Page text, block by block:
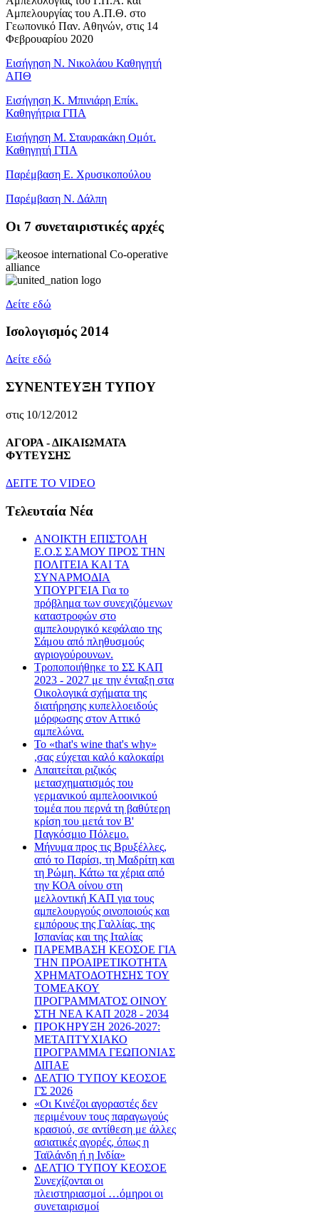
Αμπελουργίας του Α.Π.Θ. στο
Γεωπονικό Παν. Αθηνών, στις 14
Φεβρουαρίου 2020
Εισήγηση Ν. Νικολάου Καθηγητή
ΑΠΘ
Εισήγηση Κ. Μπινιάρη Επίκ.
Καθηγήτρια ΓΠΑ
Εισήγηση Μ. Σταυρακάκη Ομότ.
Καθηγητή ΓΠΑ
Παρέμβαση Ε. Χρυσικοπούλου
Παρέμβαση Ν. Δάλπη
Oι 7 συνεταιριστικές αρχές
Δείτε εδώ
Ισολογισμός 2014
Δείτε εδώ
ΣΥΝΕΝΤΕΥΞΗ ΤΥΠΟΥ
στις 10/12/2012
ΑΓΟΡΑ - ΔΙΚΑΙΩΜΑΤΑ
ΦΥΤΕΥΣΗΣ
ΔEITE TO VIDEO
Tελευταία Nέα
ΑΝΟΙΚΤΗ ΕΠΙΣΤΟΛΗ
Ε.Ο.Σ ΣΑΜΟΥ ΠΡΟΣ ΤΗΝ
ΠΟΛΙΤΕΙΑ ΚΑΙ ΤΑ
ΣΥΝΑΡΜΟΔΙΑ
ΥΠΟΥΡΓΕΙΑ Για το
πρόβλημα των συνεχιζόμενων
καταστροφών στο
αμπελουργικό κεφάλαιο της
Σάμου από πληθυσμούς
αγριογούρουνων.
Τροποποιήθηκε το ΣΣ ΚΑΠ
2023 - 2027 με την ένταξη στα
Οικολογικά σχήματα της
διατήρησης κυπελλοειδούς
μόρφωσης στον Αττικό
αμπελώνα.
Το «that's wine that's why»
,σας εύχεται καλό καλοκαίρι
Απαιτείται ριζικός
μετασχηματισμός του
γερμανικού αμπελοοινικού
τομέα που περνά τη βαθύτερη
κρίση του μετά τον Β'
Παγκόσμιο Πόλεμο.
Μήνυμα προς τις Βρυξέλλες,
από το Παρίσι, τη Μαδρίτη και
τη Ρώμη. Κάτω τα χέρια από
την ΚΟΑ οίνου στη
μελλοντική ΚΑΠ για τους
αμπελουργούς οινοποιούς και
εμπόρους της Γαλλίας, της
Ισπανίας και της Ιταλίας
ΠΑΡΕΜΒΑΣΗ ΚΕΟΣΟΕ ΓΙΑ
ΤΗΝ ΠΡΟΑΙΡΕΤΙΚΟΤΗΤΑ
ΧΡΗΜΑΤΟΔΟΤΗΣΗΣ ΤΟΥ
ΤΟΜΕΑΚΟΥ
ΠΡΟΓΡΑΜΜΑΤΟΣ ΟΙΝΟΥ
ΣΤΗ ΝΕΑ ΚΑΠ 2028 - 2034
ΠΡΟΚΗΡΥΞΗ 2026-2027:
ΜΕΤΑΠΤΥΧΙΑΚΟ
ΠΡΟΓΡΑΜΜΑ ΓΕΩΠΟΝΙΑΣ
ΔΙΠΑΕ
ΔΕΛΤΙΟ ΤΥΠΟΥ ΚΕΟΣΟΕ
ΓΣ 2026
«Οι Κινέζοι αγοραστές δεν
περιμένουν τους παραγωγούς
κρασιού, σε αντίθεση με άλλες
ασιατικές αγορές, όπως η
Ταϊλάνδη ή η Ινδία»
ΔΕΛΤΙΟ ΤΥΠΟΥ ΚΕΟΣΟΕ
Συνεχίζονται οι
πλειστηριασμοί …όμηροι οι
συνεταιρισμοί